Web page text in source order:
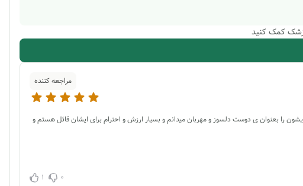
کمک کنید
مراجعه کننده
را بعنوان ی دوست دلسوز و مهربان میدانم و بسیار ارزش و احترام برای ایشان قائل هستم و
0
1